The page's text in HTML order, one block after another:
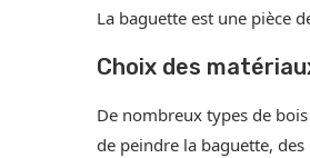
La baguette est une pièce
Choix des
De nombreux types de
de peindre la baguette,